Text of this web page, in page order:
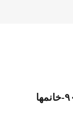
مجلس صبح یکشنبه ۱-۳-۹۰-خانمها